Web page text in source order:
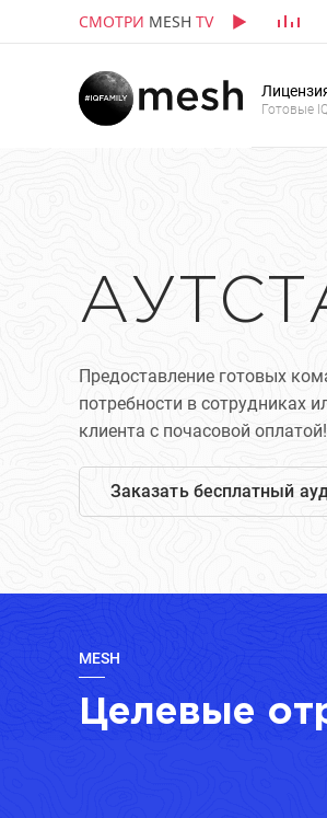
СМОТРИ MESH TV
Готовые
Предоставление готовых
потребности в сотрудниках
клиента с почасовой оплатой!
Заказать бесплатный
MESH
Целевые